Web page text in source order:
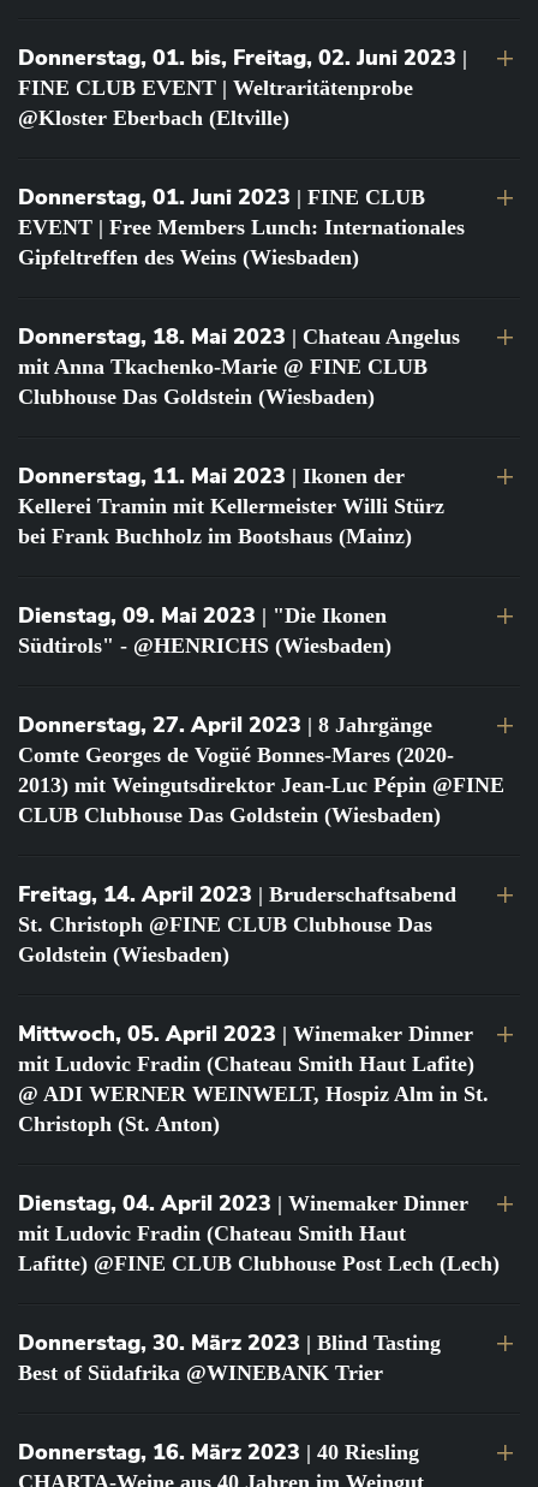
Donnerstag, 01. bis, Freitag, 02. Juni 2023 |
FINE CLUB EVENT | Weltraritätenprobe
@Kloster Eberbach (Eltville)
Donnerstag, 01. Juni 2023 | FINE CLUB
EVENT | Free Members Lunch: Internationales
Gipfeltreffen des Weins (Wiesbaden)
Donnerstag, 18. Mai 2023 | Chateau Angelus
mit Anna Tkachenko-Marie @ FINE CLUB
Clubhouse Das Goldstein (Wiesbaden)
Donnerstag, 11. Mai 2023 | Ikonen der
Kellerei Tramin mit Kellermeister Willi Stürz
bei Frank Buchholz im Bootshaus (Mainz)
Dienstag, 09. Mai 2023 | "Die Ikonen
Südtirols" - @HENRICHS (Wiesbaden)
Donnerstag, 27. April 2023 | 8 Jahrgänge
Comte Georges de Vogüé Bonnes-Mares (2020-
2013) mit Weingutsdirektor Jean-Luc Pépin @FINE
CLUB Clubhouse Das Goldstein (Wiesbaden)
Freitag, 14. April 2023 | Bruderschaftsabend
St. Christoph @FINE CLUB Clubhouse Das
Goldstein (Wiesbaden)
Mittwoch, 05. April 2023 | Winemaker Dinner
mit Ludovic Fradin (Chateau Smith Haut Lafite)
@ ADI WERNER WEINWELT, Hospiz Alm in St.
Christoph (St. Anton)
Dienstag, 04. April 2023 | Winemaker Dinner
mit Ludovic Fradin (Chateau Smith Haut
Lafitte) @FINE CLUB Clubhouse Post Lech (Lech)
Donnerstag, 30. März 2023 | Blind Tasting
Best of Südafrika @WINEBANK Trier
Donnerstag, 16. März 2023 | 40 Riesling